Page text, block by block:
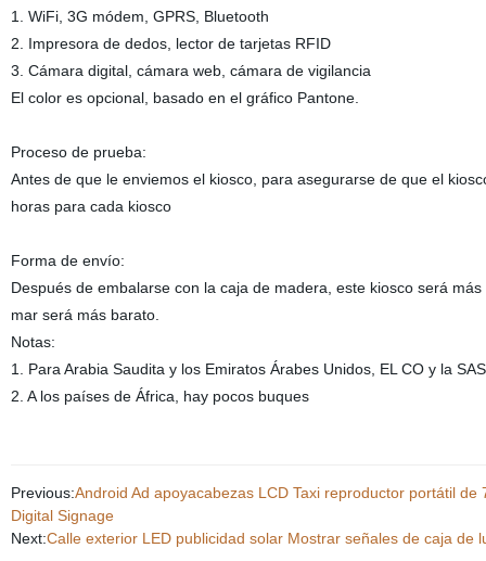
1. WiFi, 3G módem, GPRS, Bluetooth
2. Impresora de dedos, lector de tarjetas RFID
3. Cámara digital, cámara web, cámara de vigilancia
El color es opcional, basado en el gráfico Pantone.
Proceso de prueba:
Antes de que le enviemos el kiosco, para asegurarse de que el
horas para cada kiosco
Forma de envío:
Después de embalarse con la caja de madera, este kiosco será
mar será más barato.
Notas:
1. Para Arabia Saudita y los Emiratos Árabes Unidos, EL CO y la
2. A los países de África, hay pocos buques
Previous:Android Ad apoyacabezas LCD Taxi reproductor portátil
Digital Signage
Next:Calle exterior LED publicidad solar Mostrar señales de caja de